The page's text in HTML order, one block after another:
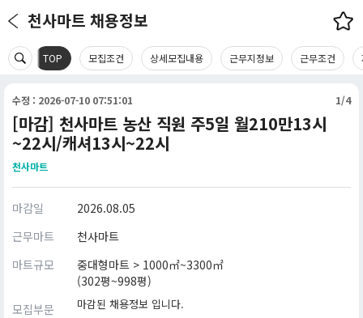
천사마트 채용정보
TOP 모집조건 상세모집내용 근무지정보 근무조건
수정 : 2026-07-10 07:51:01 1/4
[마감] 천사마트 농산 직원 주5일 월210만13시
~22시/캐셔13시~22시
천사마트
마감일
2026.08.05
근무마트
천사마트
마트규모
중대형마트 > 1000㎡~3300㎡
(302평~998평)
모집부문
마감된 채용정보 입니다.